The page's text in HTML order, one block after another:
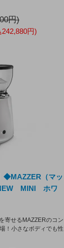
円)
円)
◆MAZZER（マッ
MINI ホワ
寄せるMAZZERのコン
！小さなボディでも性